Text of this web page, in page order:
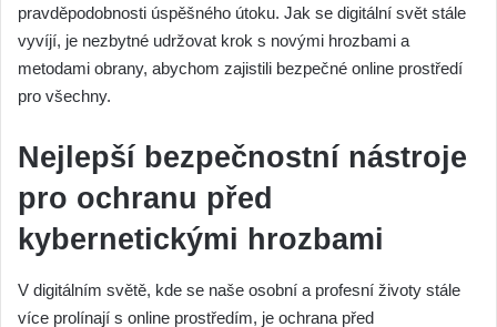
pravděpodobnosti úspěšného útoku. Jak se digitální svět stále
vyvíjí, je nezbytné udržovat krok s novými hrozbami a
metodami obrany, abychom zajistili bezpečné online prostředí
pro všechny.
Nejlepší bezpečnostní nástroje
pro ochranu před
kybernetickými hrozbami
V digitálním světě, kde se naše osobní a profesní životy stále
více prolínají s online prostředím, je ochrana před